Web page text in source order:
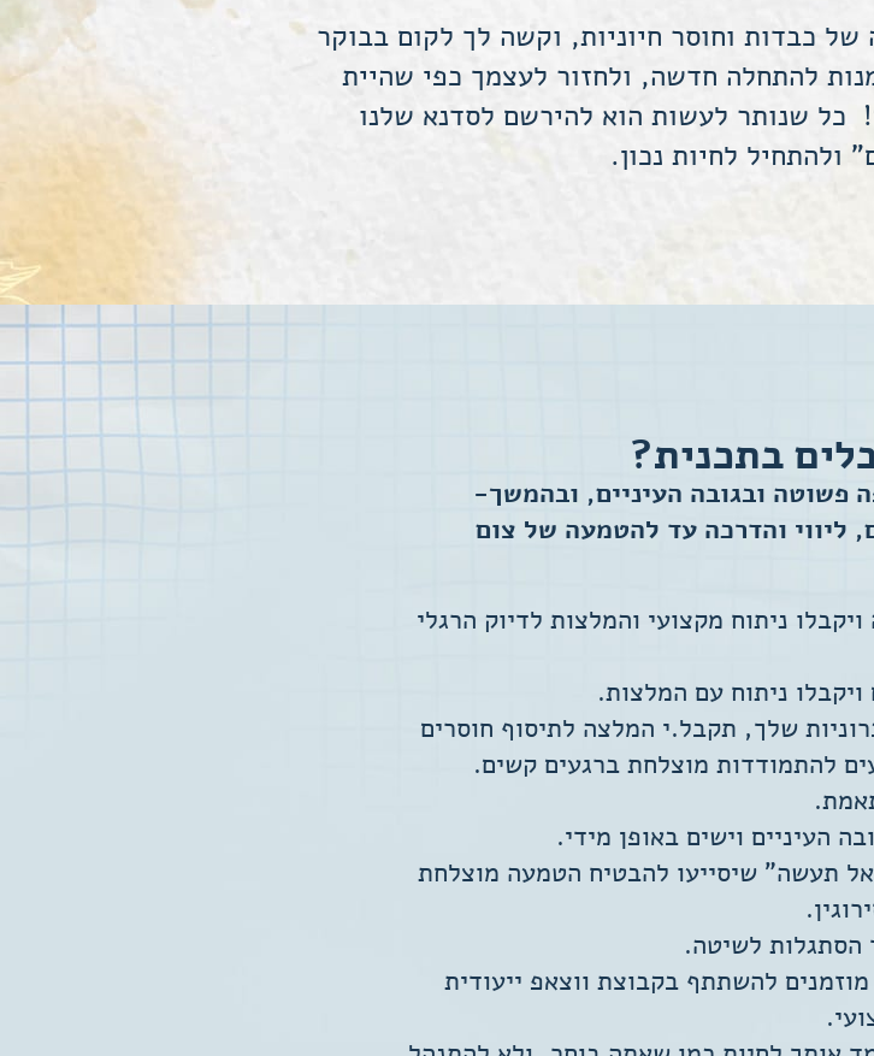
כבדות וחוסר חיוניות, וקשה לך לקום בבוקר
להתחלה חדשה, ולחזור לעצמך כפי שהיית
כל שנותר לעשות הוא להירשם לסדנא שלנו
ולהתחיל לחיות נכון.
בתכנית?
פשוטה ובגובה העיניים, ובהמשך-
ליווי והדרכה עד להטמעה של צום
ניתוח מקצועי והמלצות לדיוק הרגלי
ניתוח עם המלצות.
שלך, תקבל.י המלצה לתיסוף חוסרים
להתמודדות מוצלחת ברגעים קשים.
העיניים וישים באופן מידי.
תעשה" שיסייעו להבטיח הטמעה מוצלחת
לשיטה.
להשתתף בקבוצת ווצאפ ייעודית